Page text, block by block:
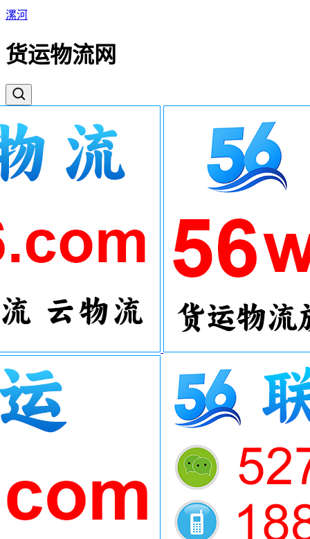
漯河
货运物流网